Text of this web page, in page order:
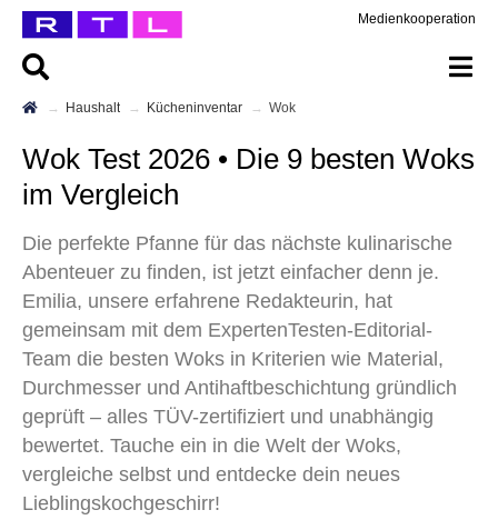
Medienkooperation
Haushalt Kücheninventar Wok
Wok Test 2026 • Die 9 besten Woks
im Vergleich
Die perfekte Pfanne für das nächste kulinarische
Abenteuer zu finden, ist jetzt einfacher denn je.
Emilia, unsere erfahrene Redakteurin, hat
gemeinsam mit dem ExpertenTesten-Editorial-
Team die besten Woks in Kriterien wie Material,
Durchmesser und Antihaftbeschichtung gründlich
geprüft – alles TÜV-zertifiziert und unabhängig
bewertet. Tauche ein in die Welt der Woks,
vergleiche selbst und entdecke dein neues
Lieblingskochgeschirr!